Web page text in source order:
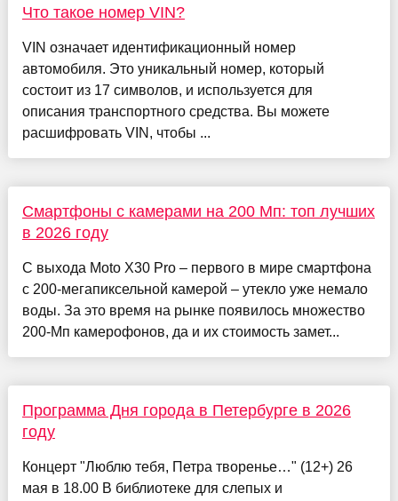
Что такое номер VIN?
VIN означает идентификационный номер
автомобиля. Это уникальный номер, который
состоит из 17 символов, и используется для
описания транспортного средства. Вы можете
расшифровать VIN, чтобы ...
Смартфоны с камерами на 200 Мп: топ лучших
в 2026 году
С выхода Moto X30 Pro – первого в мире смартфона
с 200-мегапиксельной камерой – утекло уже немало
воды. За это время на рынке появилось множество
200-Мп камерофонов, да и их стоимость замет...
Программа Дня города в Петербурге в 2026
году
Концерт "Люблю тебя, Петра творенье…" (12+) 26
мая в 18.00 В библиотеке для слепых и